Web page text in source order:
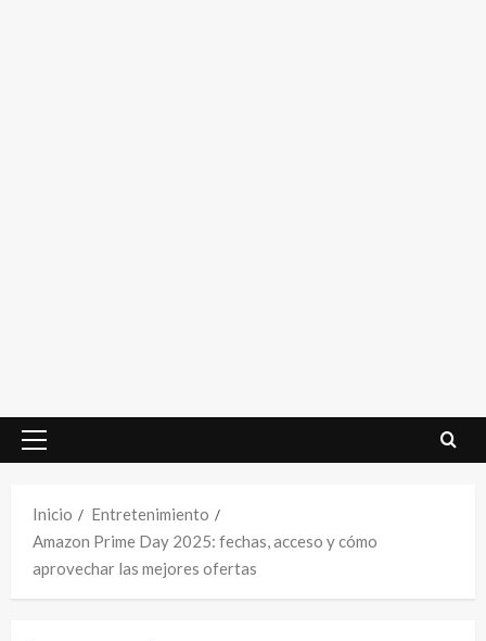
Menú
Inicio
Entretenimiento
Amazon Prime Day 2025: fechas, acceso y cómo
aprovechar las mejores ofertas